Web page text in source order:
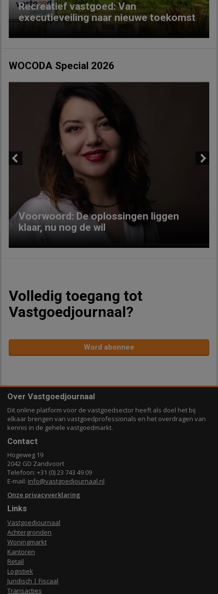
Recreatief vastgoed: Van
executieveiling naar nieuwe toekomst
WOCODA Special 2026
Voorwoord: De oplossingen liggen
klaar, nu nog de wil
Volledig toegang tot
Vastgoedjournaal?
Word abonnee
Over Vastgoedjournaal
Dit online platform voor de vastgoedsector heeft als doel het bij
elkaar brengen van vastgoedprofessionals en het overdragen van
kennis in de gehele vastgoedmarkt.
Contact
Hogeweg 19
2042 GD Zandvoort
Telefoon: +31 (0) 23 743 49 09
E-mail: info@vastgoedjournaal.nl
Onze privacyverklaring
Links
Vastgoedjournaal
Achtergronden
Woningmarkt
Kantoren
Retail
Logistiek
Juridisch | Fiscaal
Transacties